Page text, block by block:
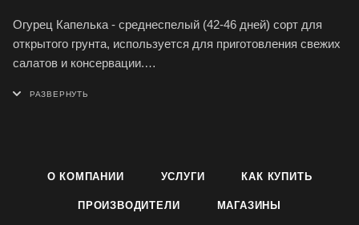
Огурец Капелька - среднеспелый (42-46 дней) сорт для
открытого грунта, используется для приготовления свежих
салатов и консервации.
бугорчатый, черношипый, длиной 9-12 см, массой 120-130 г.
ТД Летто (Letto) можно заказать и купить оптом в
О КОМПАНИИ УСЛУГИ КАК КУПИТЬ
ПРОИЗВОДИТЕЛИ МАГАЗИНЫ